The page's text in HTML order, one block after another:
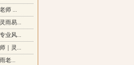
师 ...
雨易...
业风...
｜灵...
老...